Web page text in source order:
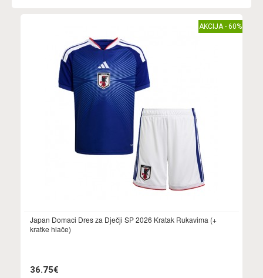
AKCIJA - 60%
Japan Domaci Dres za Dječji SP 2026 Kratak Rukavima (+
kratke hlače)
36.75€